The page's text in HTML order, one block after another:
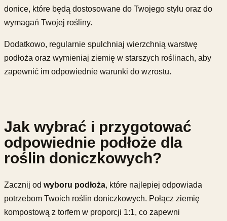
donice, które będą dostosowane do Twojego stylu oraz do
wymagań Twojej rośliny.
Dodatkowo, regularnie spulchniaj wierzchnią warstwę
podłoża oraz wymieniaj ziemię w starszych roślinach, aby
zapewnić im odpowiednie warunki do wzrostu.
Jak wybrać i przygotować
odpowiednie podłoże dla
roślin doniczkowych?
Zacznij od wyboru podłoża, które najlepiej odpowiada
potrzebom Twoich roślin doniczkowych. Połącz ziemię
kompostową z torfem w proporcji 1:1, co zapewni